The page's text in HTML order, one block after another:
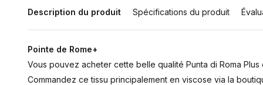
Description du produit Spécifications du produit
Pointe de Rome+
Vous pouvez acheter cette belle qualité Punta di Roma
Commandez ce tissu principalement en viscose via la